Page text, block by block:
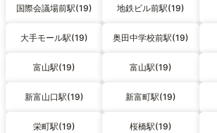
国際会議場前駅(19) 地鉄ビル前駅(19)
大手モール駅(19) 奥田中学校前駅(19)
富山駅(19) 富山駅(19)
新富山口駅(19) 新富町駅(19)
栄町駅(19) 桜橋駅(19)